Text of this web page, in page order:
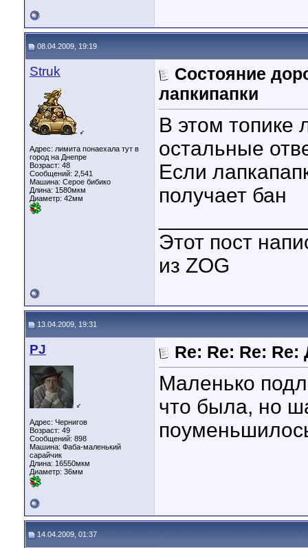
08.04.2009, 19:19
Struk
♂
Адрес: лимита понаехала тут в
город на Днепре
Возраст: 48
Сообщений: 2,541
Машина: Серое бибико
Длина: 1580мкм
Диаметр: 42мм
Состояние
лапкипапки
В этом топике
остальные
Если
получает бан
Этот пост
из ZOG
13.04.2009, 19:31
PJ
♂
Адрес: Чернигов
Возраст: 49
Сообщений: 898
Машина: Фаба-маленький
сарайчик
Длина: 16550мкм
Диаметр: 36мм
Re: Re: Re:
Маленько
что была, но
14.04.2009, 01:37